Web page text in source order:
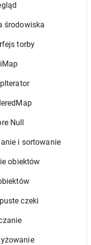
środowiska
torby
Null
i sortowanie
obiektów
czeki